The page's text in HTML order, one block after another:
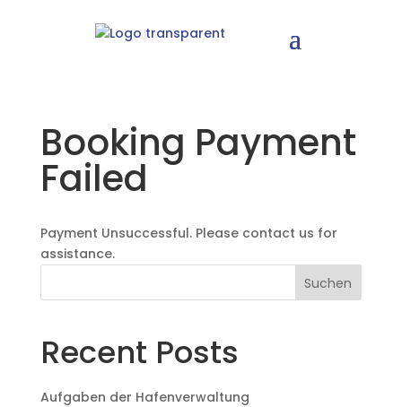
Booking Payment
Failed
Payment Unsuccessful. Please contact us for
assistance.
Suchen
Recent Posts
Aufgaben der Hafenverwaltung